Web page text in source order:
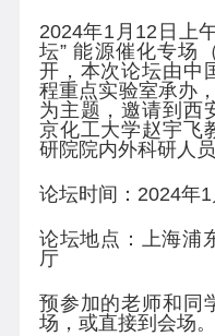
2024年1月 12 日上
坛” 能源催化专场
开，本次论坛由中
程重点实验室承办
为主题，邀请到西
京化工大学赵宇飞
研院院内外科研人
论坛时间： 2024年1
论坛地点：上海浦
厅
预参加的老师和同
场，或直接到会场。